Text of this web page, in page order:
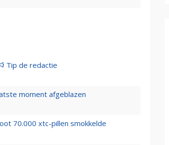
Tip de redactie
moment afgeblazen
70.000 xtc-pillen smokkelde